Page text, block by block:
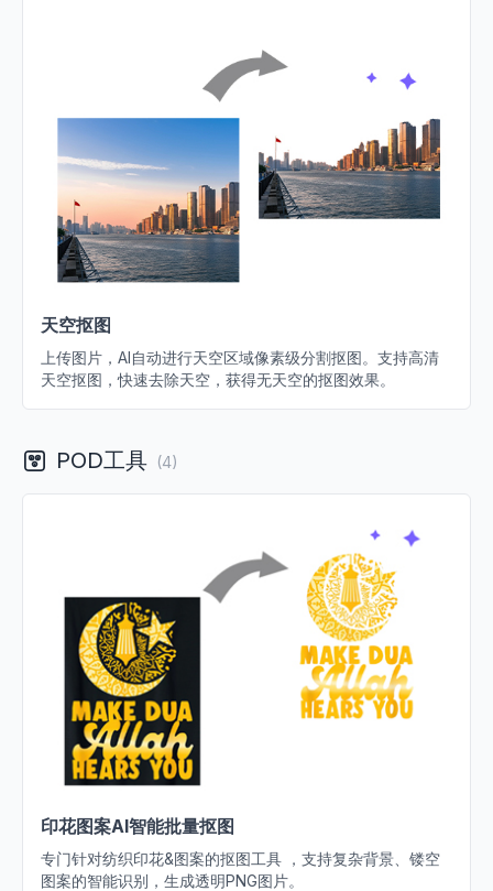
天空抠图
上传图片，AI自动进行天空区域像素级分割抠图。支持高清
天空抠图，快速去除天空，获得无天空的抠图效果。
POD工具 (4)
印花图案AI智能批量抠图
专门针对纺织印花&图案的抠图工具 ，支持复杂背景、镂空
图案的智能识别，生成透明PNG图片。